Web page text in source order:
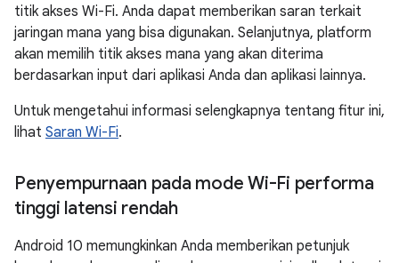
titik akses Wi-Fi. Anda dapat memberikan saran terkait
jaringan mana yang bisa digunakan. Selanjutnya, platform
akan memilih titik akses mana yang akan diterima
berdasarkan input dari aplikasi Anda dan aplikasi lainnya.
Untuk mengetahui informasi selengkapnya tentang fitur ini,
lihat Saran Wi-Fi.
Penyempurnaan pada mode Wi-Fi performa
tinggi latensi rendah
Android 10 memungkinkan Anda memberikan petunjuk